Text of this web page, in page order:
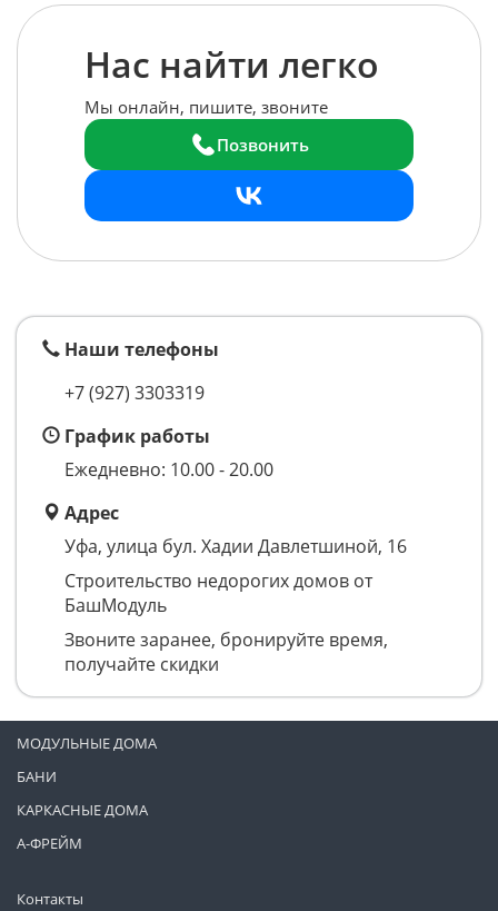
Нас найти легко
Мы онлайн, пишите, звоните
Позвонить
Наши телефоны
+7 (927) 3303319
График работы
Ежедневно: 10.00 - 20.00
Адрес
Уфа, улица бул. Хадии Давлетшиной, 16
Строительство недорогих домов от
БашМодуль
Звоните заранее, бронируйте время,
получайте скидки
Контакты
МОДУЛЬНЫЕ ДОМА
БАНИ
КАРКАСНЫЕ ДОМА
А-ФРЕЙМ